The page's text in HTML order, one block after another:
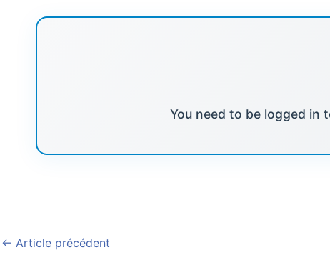
You need to be logged in
← Article précédent